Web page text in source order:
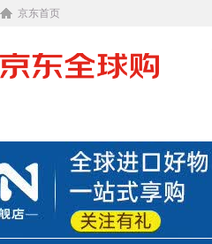
京东首页